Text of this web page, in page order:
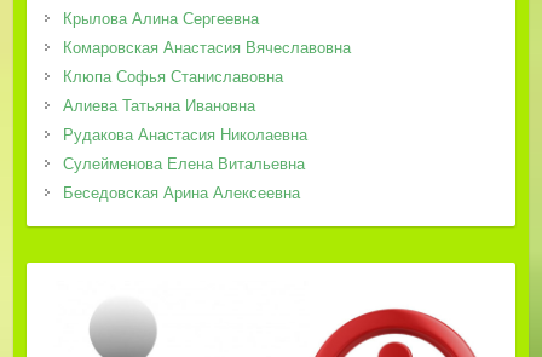
Крылова Алина Сергеевна
Комаровская Анастасия Вячеславовна
Клюпа Софья Станиславовна
Алиева Татьяна Ивановна
Рудакова Анастасия Николаевна
Сулейменова Елена Витальевна
Беседовская Арина Алексеевна